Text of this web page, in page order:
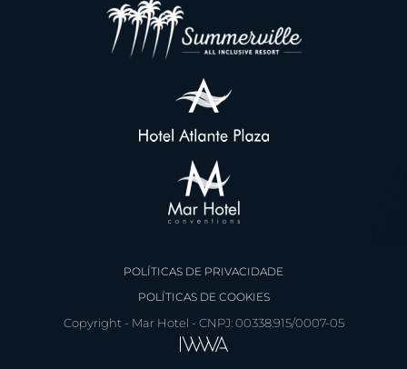
Faça sua reserva
POLÍTICAS DE PRIVACIDADE
POLÍTICAS DE COOKIES
Copyright - Mar Hotel - CNPJ: 00338.915/0007-05